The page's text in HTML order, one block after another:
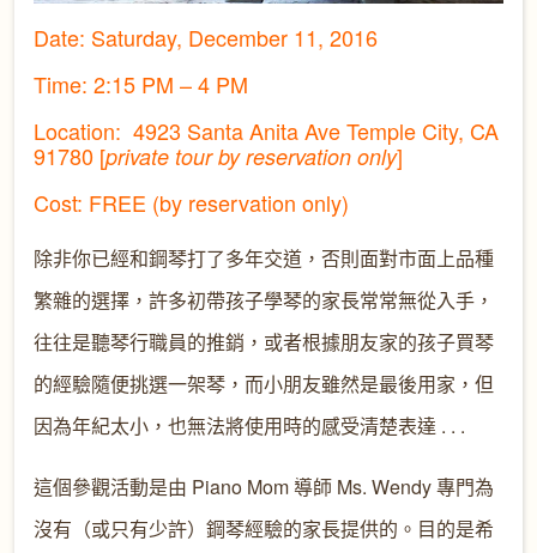
Date: Saturday, December 11, 2016
Time: 2:15 PM – 4 PM
Location: 4923 Santa Anita Ave Temple City, CA
91780 [private tour by reservation only]
Cost: FREE (by reservation only)
除非你已經和鋼琴打了多年交道，否則面對市面上品種
繁雜的選擇，許多初帶孩子學琴的家長常常無從入手，
往往是聽琴行職員的推銷，或者根據朋友家的孩子買琴
的經驗隨便挑選一架琴，而小朋友雖然是最後用家，但
因為年紀太小，也無法將使用時的感受清楚表達 . . .
這個參觀活動是由 Piano Mom 導師 Ms. Wendy 專門為
沒有（或只有少許）鋼琴經驗的家長提供的。目的是希